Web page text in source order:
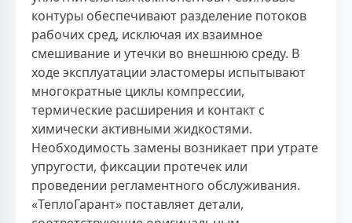
контуры обеспечивают разделение потоков
рабочих сред, исключая их взаимное
смешивание и утечки во внешнюю среду. В
ходе эксплуатации эластомеры испытывают
многократные циклы компрессии,
термические расширения и контакт с
химически активными жидкостями.
Необходимость замены возникает при утрате
упругости, фиксации протечек или
проведении регламентного обслуживания.
«ТеплоГарант» поставляет детали,